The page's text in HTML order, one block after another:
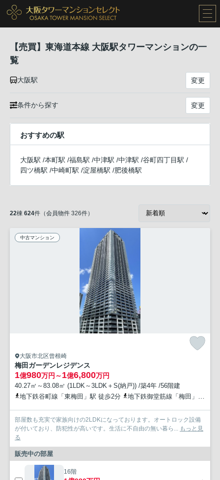
【売買】東海道本線 大阪駅タワーマンションの一
覧
大阪駅 変更
条件から探す 変更
おすすめの駅
大阪駅 /本町駅 /福島駅 /中津駅 /中津駅 /谷町四丁目駅 /
四ツ橋駅 /中崎町駅 /淀屋橋駅 /肥後橋駅
22棟 624件（会員物件 326件）
中古マンション
大阪市北区曾根崎
梅田ガーデンレジデンス
1億980万円～1億6,800万円
40.27㎡～83.08㎡ (1LDK～3LDK＋S(納戸)) /築4年 /56階建
地下鉄谷町線「東梅田」駅 徒歩2分
地下鉄御堂筋線「梅田」駅 徒歩3分
部屋数も充実で家族向けの2LDKになっております。オートロック設備
が付いており、防犯性が高いです。生活に不自由の無い暮ら...
もっと見
る
販売中の部屋
16階